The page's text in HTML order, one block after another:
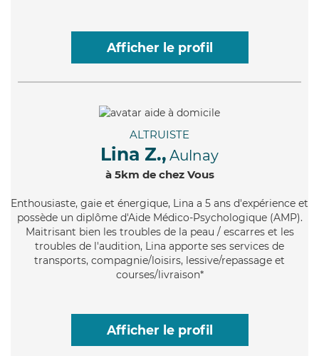
Afficher le profil
ALTRUISTE
Lina Z., Aulnay
à 5km de chez Vous
Enthousiaste, gaie et énergique, Lina a 5 ans d'expérience et
possède un diplôme d'Aide Médico-Psychologique (AMP).
Maitrisant bien les troubles de la peau / escarres et les
troubles de l'audition, Lina apporte ses services de
transports, compagnie/loisirs, lessive/repassage et
courses/livraison*
Afficher le profil